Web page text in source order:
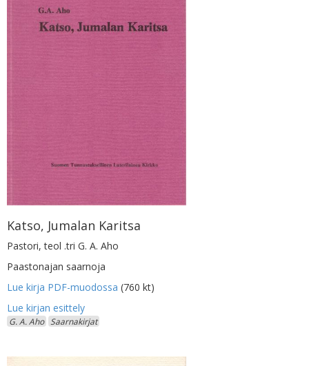
Katso, Jumalan Karitsa
Pastori, teol .tri G. A. Aho
Paastonajan saarnoja
Lue kirja PDF-muodossa (760 kt)
G. A. Aho Saarnakirjat